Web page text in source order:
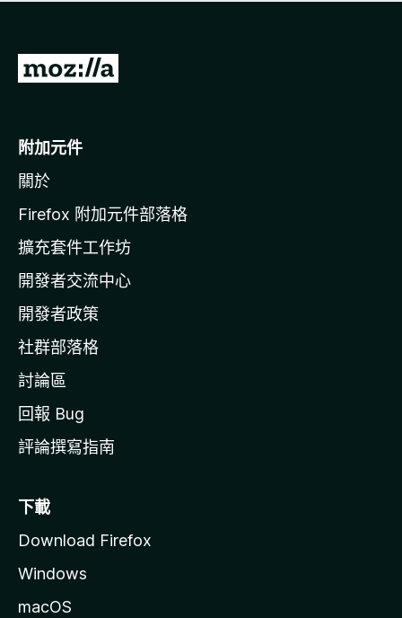
有
前
o
i
l
a
官
網
附加元件
關於
Firefox 附加元件部落格
擴充套件工作坊
開發者交流中心
開發者政策
社群部落格
討論區
回報 Bug
評論撰寫指南
下載
Download Firefox
Windows
macOS